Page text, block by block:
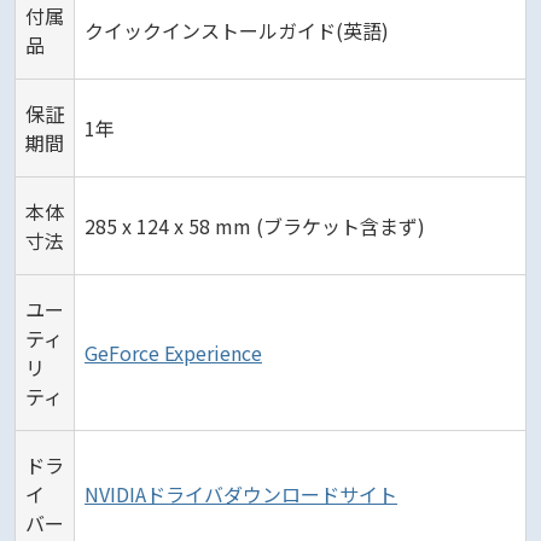
付属
品
クイックインストールガイド(英語)
保証
期間
1年
本体
寸法
285 x 124 x 58 mm (ブラケット含まず)
ユー
ティ
リ
ティ
GeForce Experience
ドラ
イ
バー
NVIDIAドライバダウンロードサイト